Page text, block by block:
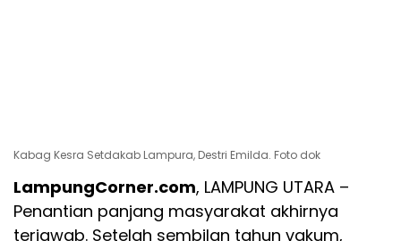
Kabag Kesra Setdakab Lampura, Destri Emilda. Foto dok
LampungCorner.com, LAMPUNG UTARA –
Penantian panjang masyarakat akhirnya
terjawab. Setelah sembilan tahun vakum,